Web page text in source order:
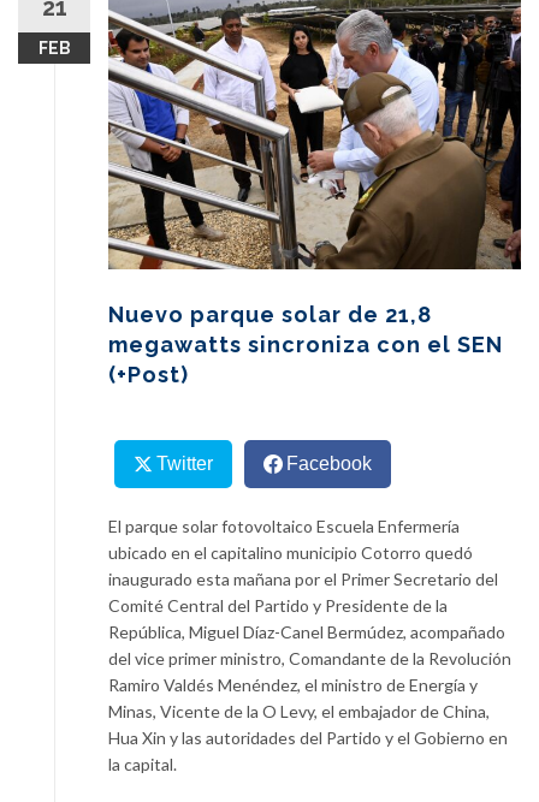
content
21
FEB
Nuevo parque solar de 21,8
megawatts sincroniza con el SEN
(+Post)
Twitter Facebook
El parque solar fotovoltaico Escuela Enfermería
ubicado en el capitalino municipio Cotorro quedó
inaugurado esta mañana por el Primer Secretario del
Comité Central del Partido y Presidente de la
República, Miguel Díaz-Canel Bermúdez, acompañado
del vice primer ministro, Comandante de la Revolución
Ramiro Valdés Menéndez, el ministro de Energía y
Minas, Vicente de la O Levy, el embajador de China,
Hua Xin y las autoridades del Partido y el Gobierno en
la capital.